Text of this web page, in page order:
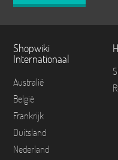
Shopwiki
Internationaal
Australië
België
Frankrijk
Duitsland
Nederland